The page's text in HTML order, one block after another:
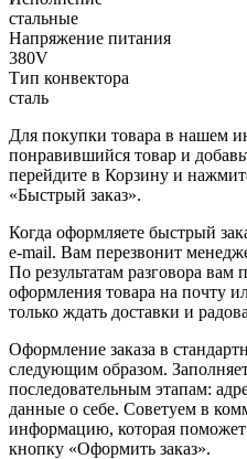
стальные
Напряжение питания
380V
Тип конвектора
сталь
Для покупки товара в нашем
понравившийся товар и
перейдите в Корзину и
«Быстрый заказ».
Когда оформляете быстрый
e-mail. Вам перезвонит
По результатам разговора вам
оформления товара на почту
только ждать доставки и
Оформление заказа в
следующим образом.
последовательным этапам:
данные о себе. Советуем в
информацию, которая
кнопку «Оформить заказ».